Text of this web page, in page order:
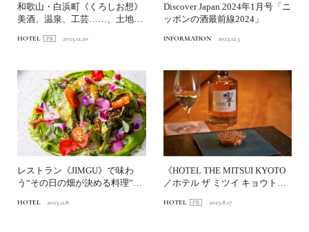
和歌山・白浜町《くろしお想》
美酒、温泉、工芸……、土地の
HOTEL 2023.12.20
Discover Japan 2024年1月号「ニ
ッポンの酒最前線2024」
INFORMATION 2023.12.5
レストラン《JIMGU》で味わ
う“その日の畑が決める料理”世
HOTEL 2023.11.8
《HOTEL THE MITSUI KYOTO
／ホテル ザ ミツイ キョウト》
HOTEL 2023.8.17